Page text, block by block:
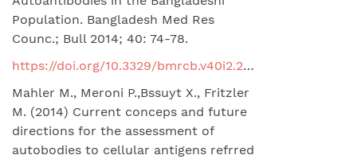
Population. Bangladesh Med Res
Counc.; Bull 2014; 40: 74-78.
https://doi.org/10.3329/bmrcb.v40i2.25225
Mahler M., Meroni P.,Bssuyt X., Fritzler
M. (2014) Current conceps and future
directions for the assessment of
autobodies to cellular antigens refrred